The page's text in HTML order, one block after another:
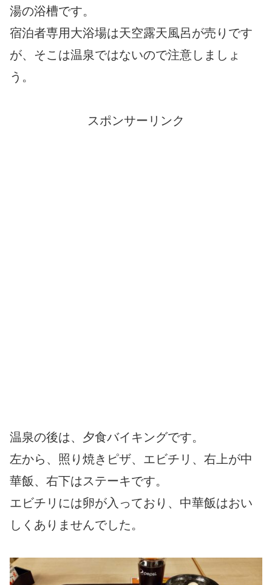
湯の浴槽です。
宿泊者専用大浴場は天空露天風呂が売りです
が、そこは温泉ではないので注意しましょ
う。
スポンサーリンク
温泉の後は、夕食バイキングです。
左から、照り焼きピザ、エビチリ、右上が中
華飯、右下はステーキです。
エビチリには卵が入っており、中華飯はおい
しくありませんでした。